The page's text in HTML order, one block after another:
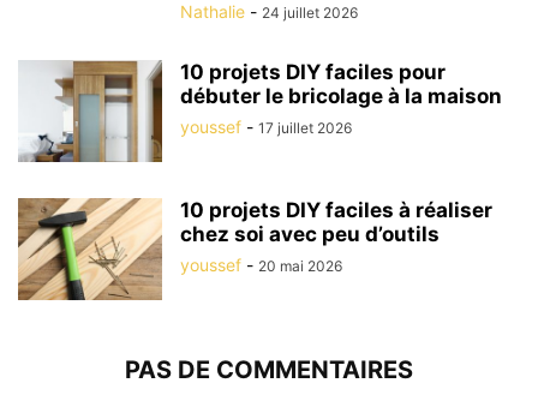
Nathalie - 24 juillet 2026
10 projets DIY faciles pour
débuter le bricolage à la maison
youssef - 17 juillet 2026
10 projets DIY faciles à réaliser
chez soi avec peu d’outils
youssef - 20 mai 2026
PAS DE COMMENTAIRES